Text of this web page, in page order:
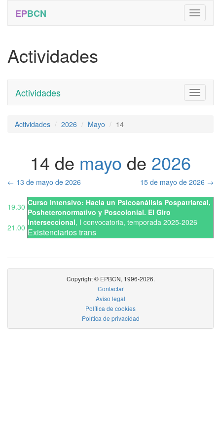
EPBCN
Actividades
Toggle
Actividades
Actividades 2026 Mayo 14
14 de mayo de 2026
← 13 de mayo de 2026 15 de mayo de 2026 →
19.30 Curso Intensivo: Hacia un Psicoanálisis Pospatriarcal,
Posheteronormativo y Poscolonial. El Giro
Interseccional, I convocatoria, temporada 2025-2026
Existenciarios trans
21.00
Copyright © EPBCN, 1996-2026.
Contactar
Aviso legal
Política de cookies
Política de privacidad